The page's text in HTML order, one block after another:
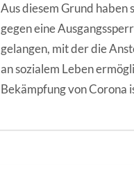
Aus diesem Grund haben
gegen eine
gelangen, mit der die
an sozialem Leben
Bekämpfung von Corona